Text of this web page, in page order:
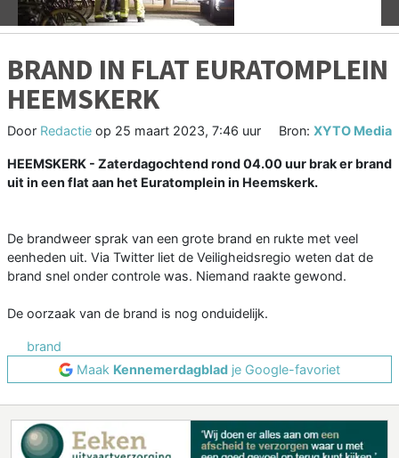
BRAND IN FLAT EURATOMPLEIN
HEEMSKERK
Door Redactie op 25 maart 2023, 7:46 uur Bron: XYTO Media
HEEMSKERK - Zaterdagochtend rond 04.00 uur brak er brand
uit in een flat aan het Euratomplein in Heemskerk.
De brandweer sprak van een grote brand en rukte met veel
eenheden uit. Via Twitter liet de Veiligheidsregio weten dat de
brand snel onder controle was. Niemand raakte gewond.
De oorzaak van de brand is nog onduidelijk.
brand
Maak Kennemerdagblad je Google-favoriet